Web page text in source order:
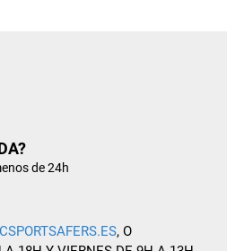
de 24h
, O